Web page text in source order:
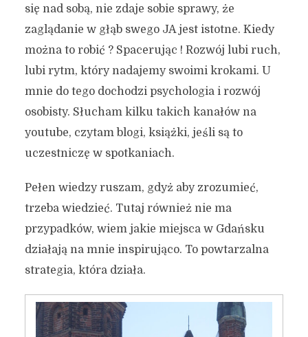
się nad sobą, nie zdaje sobie sprawy, że
zaglądanie w głąb swego JA jest istotne. Kiedy
można to robić ? Spacerując ! Rozwój lubi ruch,
lubi rytm, który nadajemy swoimi krokami. U
mnie do tego dochodzi psychologia i rozwój
osobisty. Słucham kilku takich kanałów na
youtube, czytam blogi, książki, jeśli są to
uczestniczę w spotkaniach.
Pełen wiedzy ruszam, gdyż aby zrozumieć,
trzeba wiedzieć. Tutaj również nie ma
przypadków, wiem jakie miejsca w Gdańsku
działają na mnie inspirująco. To powtarzalna
strategia, która działa.